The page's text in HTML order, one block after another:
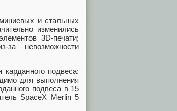
и стальных
изменились
3D-печати;
за невозможности
подвеса:
для выполнения
подвеса в 15
SpaceX Merlin 5